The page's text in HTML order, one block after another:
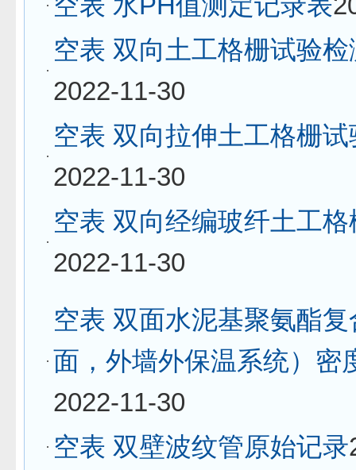
空表 双向土工格栅试验
2022-11-30
空表 双向拉伸土工格栅
2022-11-30
空表 双向经编玻纤土工
2022-11-30
空表 双面水泥基聚氨酯
面，外墙外保温系统）密
2022-11-30
空表 双壁波纹管原始记录